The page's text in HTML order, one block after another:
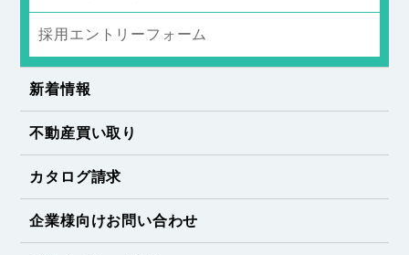
採用エントリーフォーム
新着情報
不動産買い取り
カタログ請求
企業様向けお問い合わせ